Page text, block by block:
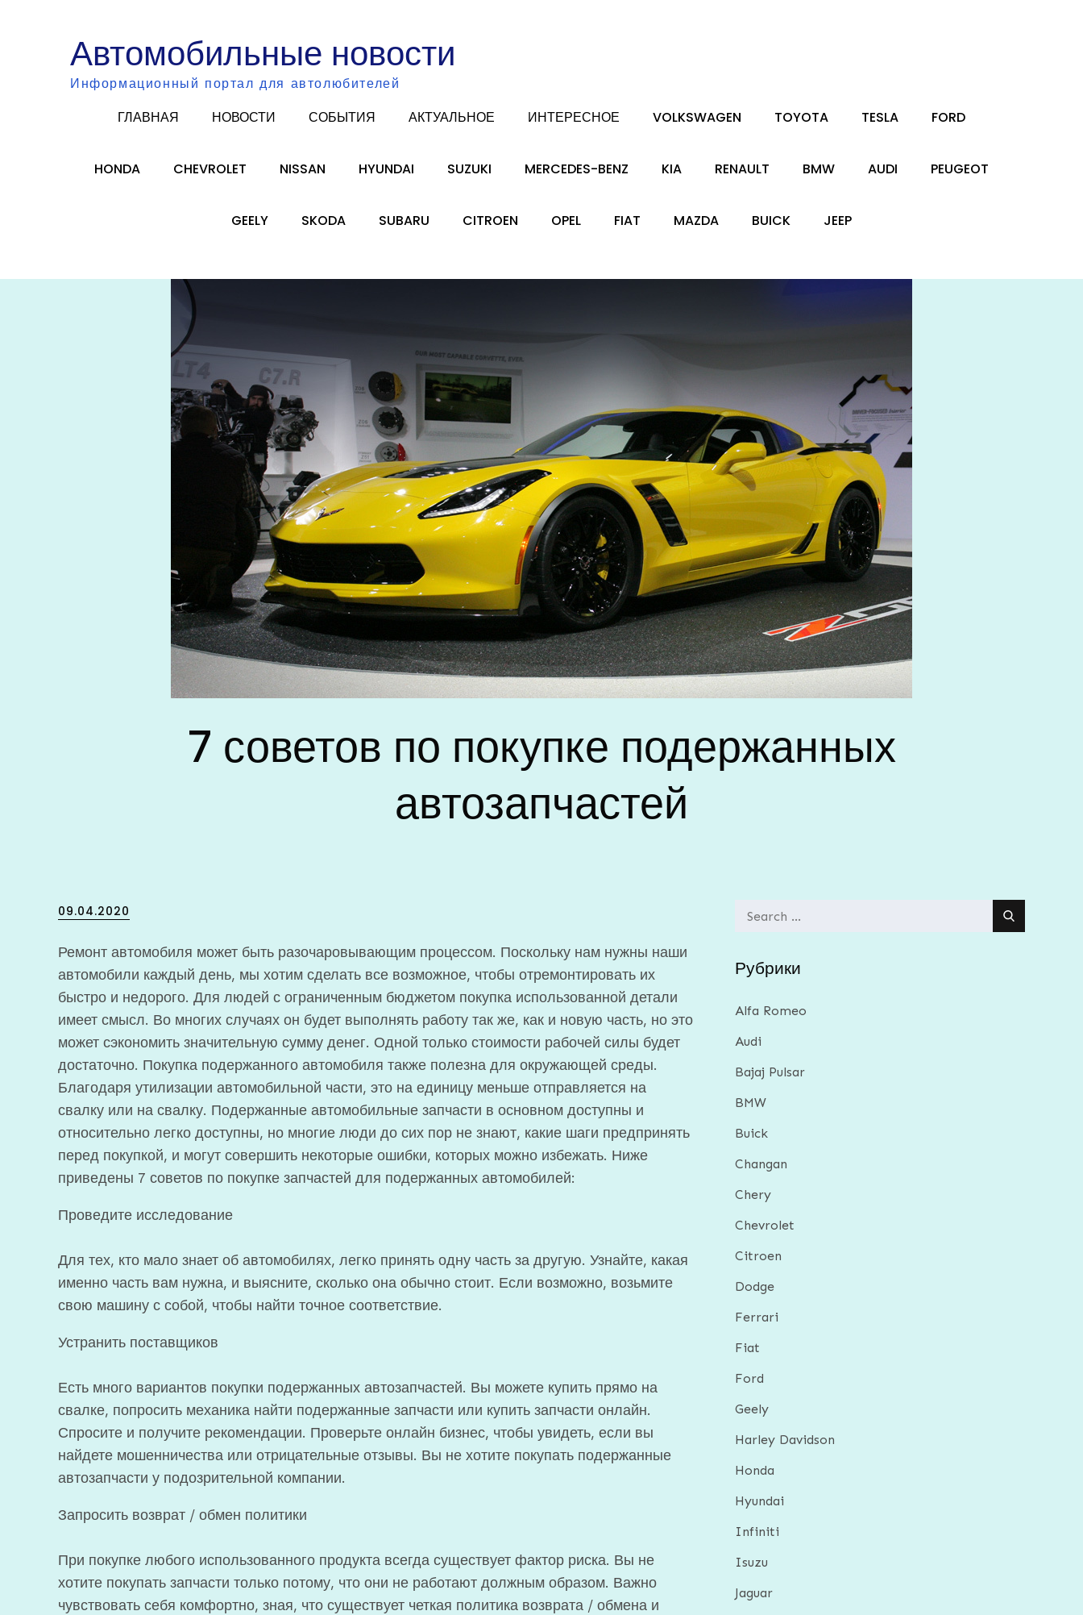
Автомобильные новости
Информационный портал для автолюбителей
ГЛАВНАЯ НОВОСТИ СОБЫТИЯ АКТУАЛЬНОЕ ИНТЕРЕСНОЕ VOLKSWAGEN TOYOTA TESLA FORD
HONDA CHEVROLET NISSAN HYUNDAI SUZUKI MERCEDES-BENZ KIA RENAULT BMW AUDI PEUGEOT
GEELY SKODA SUBARU CITROEN OPEL FIAT MAZDA BUICK JEEP
7 советов по покупке подержанных
автозапчастей
Posted
09.04.2020
Ремонт автомобиля может быть разочаровывающим процессом. Поскольку нам нужны наши
автомобили каждый день, мы хотим сделать все возможное, чтобы отремонтировать их
быстро и недорого. Для людей с ограниченным бюджетом покупка использованной детали
имеет смысл. Во многих случаях он будет выполнять работу так же, как и новую часть, но это
может сэкономить значительную сумму денег. Одной только стоимости рабочей силы будет
достаточно. Покупка подержанного автомобиля также полезна для окружающей среды.
Благодаря утилизации автомобильной части, это на единицу меньше отправляется на
свалку или на свалку. Подержанные автомобильные запчасти в основном доступны и
относительно легко доступны, но многие люди до сих пор не знают, какие шаги предпринять
перед покупкой, и могут совершить некоторые ошибки, которых можно избежать. Ниже
приведены 7 советов по покупке запчастей для подержанных автомобилей:
Проведите исследование
Для тех, кто мало знает об автомобилях, легко принять одну часть за другую. Узнайте, какая
именно часть вам нужна, и выясните, сколько она обычно стоит. Если возможно, возьмите
свою машину с собой, чтобы найти точное соответствие.
Устранить поставщиков
Есть много вариантов покупки подержанных автозапчастей. Вы можете купить прямо на
свалке, попросить механика найти подержанные запчасти или купить запчасти онлайн.
Спросите и получите рекомендации. Проверьте онлайн бизнес, чтобы увидеть, если вы
найдете мошенничества или отрицательные отзывы. Вы не хотите покупать подержанные
автозапчасти у подозрительной компании.
Запросить возврат / обмен политики
При покупке любого использованного продукта всегда существует фактор риска. Вы не
хотите покупать запчасти только потому, что они не работают должным образом. Важно
чувствовать себя комфортно, зная, что существует четкая политика возврата / обмена и
Search
Рубрики
Alfa Romeo
Audi
Bajaj Pulsar
BMW
Buick
Changan
Chery
Chevrolet
Citroen
Dodge
Ferrari
Fiat
Ford
Geely
Harley Davidson
Honda
Hyundai
Infiniti
Isuzu
Jaguar